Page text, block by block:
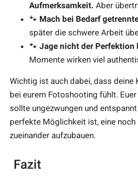
Aufmerksamkeit. Aber
🐾 Mach bei Bedarf
später die schwere Arbeit
🐾 Jage nicht der Perfektion
Momente wirken viel
Wichtig ist auch dabei, dass deine
bei eurem Fotoshooting fühlt.
sollte ungezwungen und
perfekte Möglichkeit ist, eine noch
zueinander aufzubauen.
Fazit